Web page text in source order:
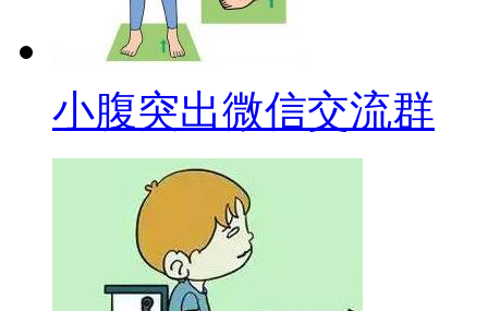
小腹突出微信交流群